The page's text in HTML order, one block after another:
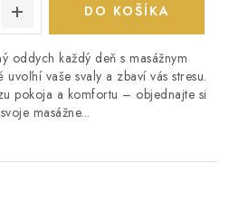
DO KOŠÍKA
oddych každý deň s masážnym
uvoľní vaše svaly a zbaví vás stresu.
pokoja a komfortu – objednajte si
svoje masážne...